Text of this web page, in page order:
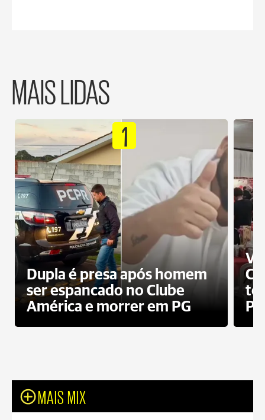
MAIS LIDAS
1
Dupla é presa após homem
ser espancado no Clube
América e morrer em PG
PG
MAIS MIX